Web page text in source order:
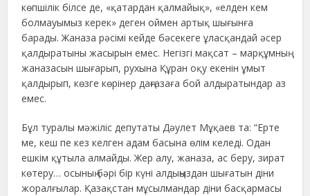
көпшілік білсе де, «қатардан қалмайық», «елден кем
болмауымыз керек» деген оймен артық шығынға
барады. Жаназа рәсімі кейде бәсекеге ұласқандай әсер
қалдыратыны жасырын емес. Негізгі мақсат – марқұмның
жаназасын шығарып, рухына Құран оқу екенін ұмыт
қалдырып, көзге көрінер даңғазаға бой алдыратындар аз
емес.
Бұл туралы мәжіліс депутаты Дәулет Мұқаев та: “Ерте
ме, кеш пе кез келген адам басына өлім келеді. Одан
ешкім құтыла алмайды. Жер алу, жаназа, ас беру, зират
көтеру… осының бәрі бір күні алдыңыздан шығатын діни
жоралғылар. Қазақстан мұсылмандар діни басқармасы